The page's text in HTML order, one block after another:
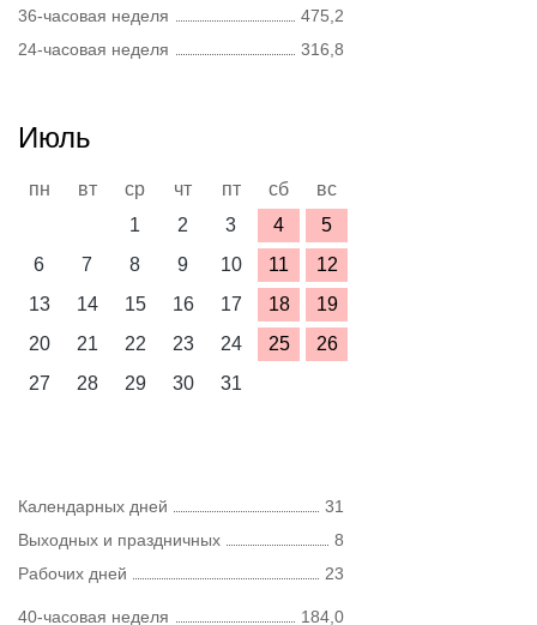
36-часовая неделя
475,2
24-часовая неделя
316,8
Июль
пн вт ср чт пт сб
вс
1
2 3 4
5
6
7 8 9 10 11
12
13
14 15 16 17 18
19
20
21 22 23 24 25
26
27
28 29 30 31
Календарных дней
31
Выходных и праздничных
8
Рабочих дней
23
40-часовая неделя
184,0